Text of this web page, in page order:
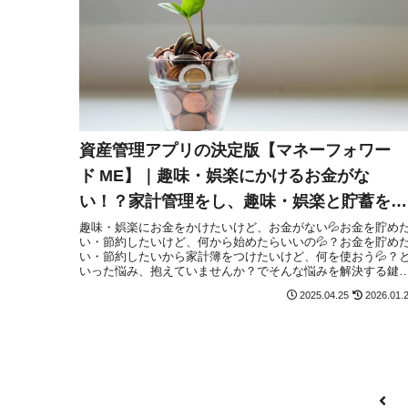
資産管理アプリの決定版【マネーフォワー
ド ME】｜趣味・娯楽にかけるお金がな
い！？家計管理をし、趣味・娯楽と貯蓄を両
立させる方法
趣味・娯楽にお金をかけたいけど、お金がない💦お金を貯め
い・節約したいけど、何から始めたらいいの💦？お金を貯め
い・節約したいから家計簿をつけたいけど、何を使おう💦？と
いった悩み、抱えていませんか？でそんな悩みを解決する鍵
マネーフォワード MEを活用して「趣味・娯楽費」と「貯蓄」
2025.04.25
前